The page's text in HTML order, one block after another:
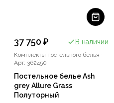
37 750 ₽ В наличии
Комплекты постельного белья ·
Арт: 362450
Постельное белье Ash
grey Allure Grass
Полуторный